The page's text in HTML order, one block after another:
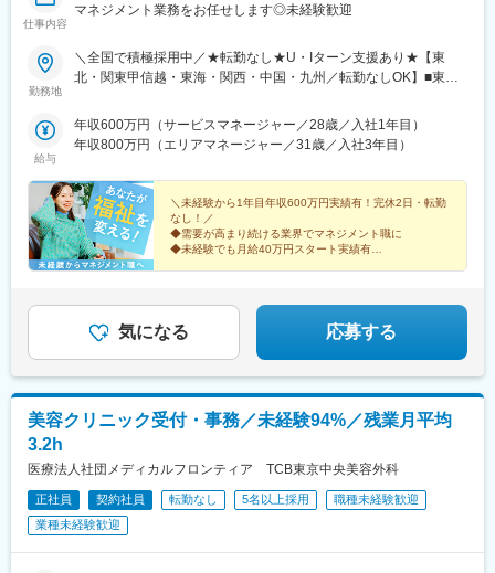
仕事内容
マネジメント業務をお任せします◎未経験歓迎
勤務地
＼全国で積極採用中／★転勤なし★U・Iターン支援あり★【東
北・関東甲信越・東海・関西・中国・九州／転勤なしOK】■東北
木、群馬、埼玉、千葉、東京、神奈川、新潟、富山、山梨、長野■
東海／岐阜、静岡、愛知、三重■関西／滋賀、京都、大阪、兵庫、
媛、高知■九州／福岡、佐賀、長崎、熊本、大分、宮崎、鹿児島、
沖縄★【エリア勤務希望・移住希望の方優遇】：サポート制度も
充実していますので、現在のお住まいに関わらずご希望をお知ら
せください！☆『寮費無料プラン』あり（規定有）：下記勤務地
希望・移住希望の方はお気軽にご相談ください！※【北海道】【東
京都】【神奈川県】【新潟県】【三重県】【滋賀県】【沖縄県】
用会社負担等の移住支援あり（規定有）・U・Iターン転勤希望者
への1年間の支援あり（規定有）★江戸川・川崎・湘南・川越・香
川・徳島・青森にて新規事業所オープン！
給与
年収600万円（サービスマネージャー／28歳／入社1年目）
年収800万円（エリアマネージャー／31歳／入社3年目）
＼未経験から1年目年収600万円実績有！完休2日・転勤
なし！／
◆需要が高まり続ける業界でマネジメント職に
◆未経験でも月給40万円スタート実績有
気になる 応募する
美容クリニック受付・事務／未経験94%／残業月平均
3.2h
医療法人社団メディカルフロンティア TCB東京中央美容外科
正社員 契約社員 転勤なし 5名以上採用
職種未経験歓迎
業種未経験歓迎